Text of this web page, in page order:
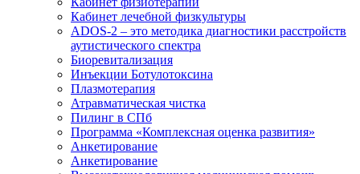
Кабинет лечебной физкультуры
ADOS-2 – это методика диагностики расстройств
аутистического спектра
Биоревитализация
Инъекции Ботулотоксина
Плазмотерапия
Атравматическая чистка
Пилинг в СПб
Программа «Комплексная оценка развития»
Анкетирование
Анкетирование